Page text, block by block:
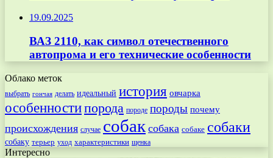
19.09.2025
ВАЗ 2110, как символ отечественного
автопрома и его технические особенности
Облако меток
выбрать гончая делать идеальный история овчарка
особенностипорода породе породы почему
происхождения случае собак собака собаке собаки
собаку терьер уход характеристики щенка
Интересно